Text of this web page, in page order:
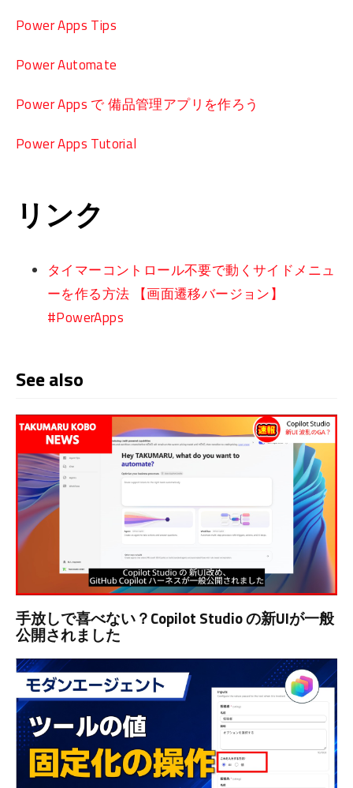
Power Apps Tips
Power Automate
Power Apps で 備品管理アプリを作ろう
Power Apps Tutorial
リンク
タイマーコントロール不要で動くサイドメニュ
ーを作る方法 【画面遷移バージョン】
#PowerApps
See also
手放しで喜べない？Copilot Studio の新UIが一般
公開されました